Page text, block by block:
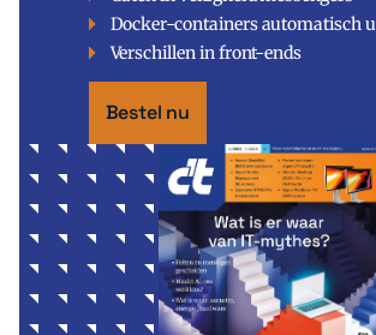
Docker-containers automatisch
Verschillen in front-ends
Bestel nu